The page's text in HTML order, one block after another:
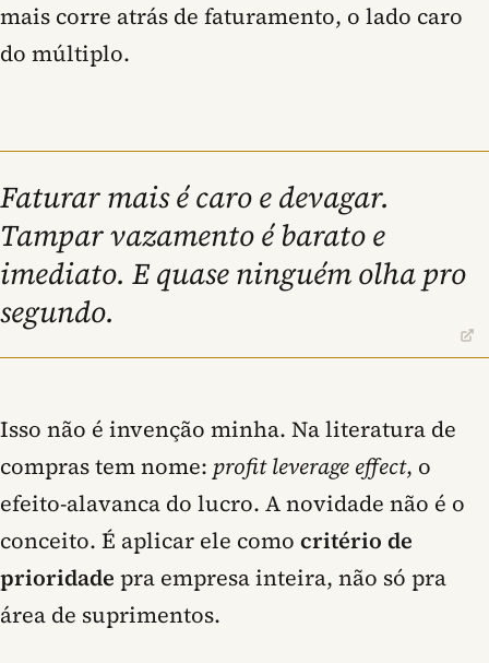
mais corre atrás de faturamento, o lado caro
do múltiplo.
Faturar mais é caro e devagar.
Tampar vazamento é barato e
imediato. E quase ninguém olha pro
segundo.
Isso não é invenção minha. Na literatura de
compras tem nome: profit leverage effect, o
efeito-alavanca do lucro. A novidade não é o
conceito. É aplicar ele como critério de
prioridade pra empresa inteira, não só pra
área de suprimentos.